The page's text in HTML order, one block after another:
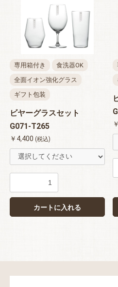
専用箱付き
食洗器OK
全面イオン強化グラス
ギフト包装
ビヤーグラスセット
G071-T265
￥4,400 (税込)
カートに入れる